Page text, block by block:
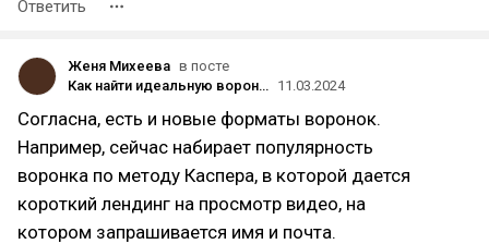
Ответить
Женя Михеева в посте
Как найти идеальную воронку, постоянно приносящую ROМI > 400%? 11.03.2024
Согласна, есть и новые форматы воронок.
Например, сейчас набирает популярность
воронка по методу Каспера, в которой дается
короткий лендинг на просмотр видео, на
котором запрашивается имя и почта.